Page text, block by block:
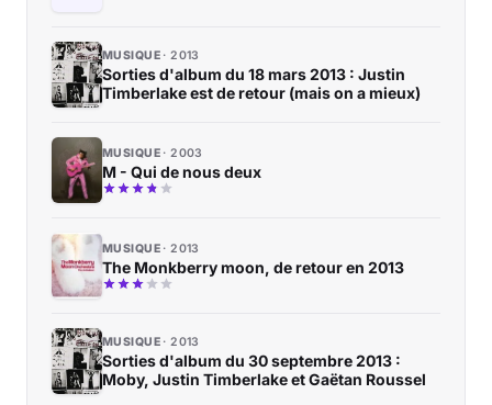
MUSIQUE 2013
Sorties d'album du 18 mars 2013 : Justin
Timberlake est de retour (mais on a mieux)
MUSIQUE 2003
M - Qui de nous deux
MUSIQUE 2013
The Monkberry moon, de retour en 2013
MUSIQUE 2013
Sorties d'album du 30 septembre 2013 :
Moby, Justin Timberlake et Gaëtan Roussel